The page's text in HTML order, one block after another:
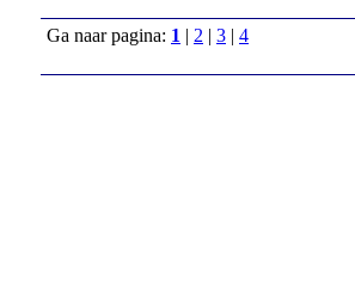
Ga naar pagina: 1 | 2 | 3 | 4